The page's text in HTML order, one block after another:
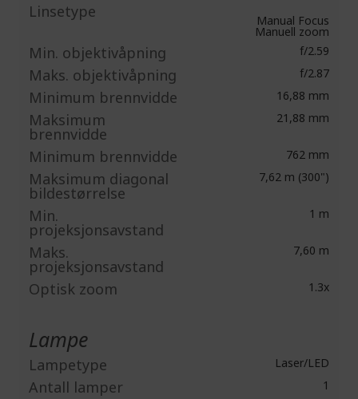
Linsetype Manual Focus
Manuell zoom
Min. objektivåpning f/2.59
Maks. objektivåpning f/2.87
Minimum brennvidde 16,88 mm
Maksimum
brennvidde
21,88 mm
Minimum brennvidde 762 mm
Maksimum diagonal
bildestørrelse
7,62 m (300")
Min.
projeksjonsavstand
1 m
Maks.
projeksjonsavstand
7,60 m
Optisk zoom 1.3x
Lampe
Lampetype Laser/LED
Antall lamper 1